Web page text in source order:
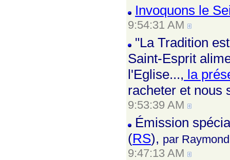
Invoquons le
9:54:31 AM
"La Tradition
Saint-Esprit
l'Eglise..., la
racheter et nous
9:53:39 AM
Émission
(RS), par
9:47:13 AM